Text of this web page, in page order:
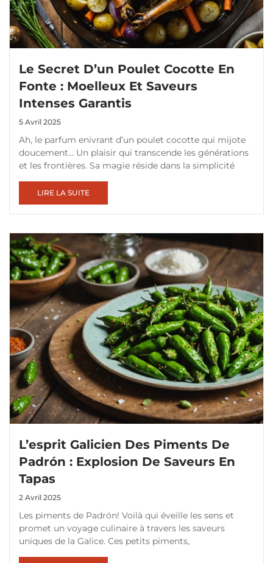
Le Secret D’un Poulet Cocotte En
Fonte : Moelleux Et Saveurs
Intenses Garantis
5 Avril 2025
Ah, le parfum enivrant d’un poulet cocotte qui mijote
doucement… Un plaisir qui transcende les générations
et les frontières. Sa magie réside dans la simplicité
LIRE LA SUITE
L’esprit Galicien Des Piments De
Padrón : Explosion De Saveurs En
Tapas
2 Avril 2025
Les piments de Padrón! Voilà qui éveille les sens et
promet un voyage culinaire à travers les saveurs
uniques de la Galice. Ces petits piments,